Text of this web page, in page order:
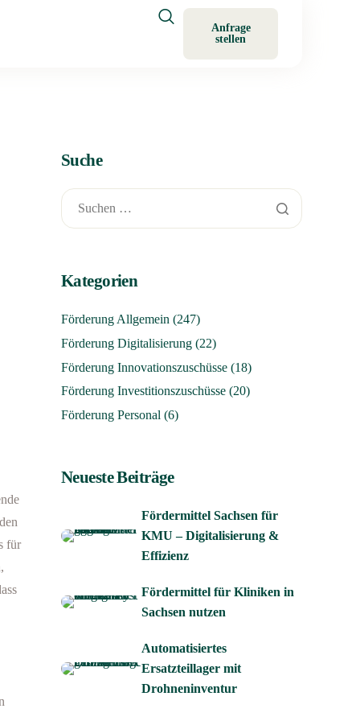
Anfrage
stellen
für
Suche
Kategorien
Förderung Allgemein (247)
Förderung Digitalisierung (22)
Förderung Innovationszuschüsse (18)
Förderung Investitionszuschüsse (20)
Förderung Personal (6)
Neueste Beiträge
Fördermittel Sachsen für
KMU – Digitalisierung &
Effizienz
Fördermittel für Kliniken in
Sachsen nutzen
Automatisiertes
Ersatzteillager mit
Drohneninventur